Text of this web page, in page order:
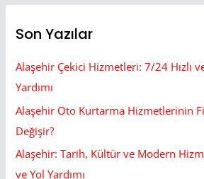
c
r
:
Son Yazılar
Alaşehir Çekici Hizmetleri: 7/24 Hızlı
Yardımı
Alaşehir Oto Kurtarma Hizmetlerinin
Değişir?
Alaşehir: Tarih, Kültür ve Modern
ve Yol Yardımı